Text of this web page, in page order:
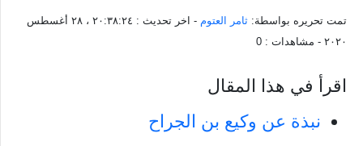
تمت تحريره بواسطة: ثامر العتوم - اخر تحديث :
٢٠:٣٨:٢٤ ، ٢٨ أغسطس
٢٠٢٠ - مشاهدات : 0
اقرأ في هذا المقال
نبذة عن وكيع بن الجراح